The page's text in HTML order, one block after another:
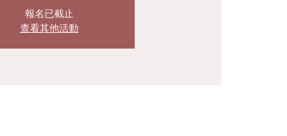
報名已截止
查看其他活動